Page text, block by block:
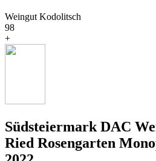
Weingut Kodolitsch
98
+
Südsteiermark DAC
Ried Rosengarten